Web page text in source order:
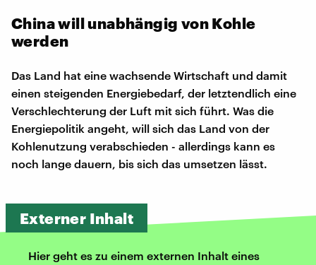
China will unabhängig von Kohle
werden
Das Land hat eine wachsende Wirtschaft und damit
einen steigenden Energiebedarf, der letztendlich eine
Verschlechterung der Luft mit sich führt. Was die
Energiepolitik angeht, will sich das Land von der
Kohlenutzung verabschieden - allerdings kann es
noch lange dauern, bis sich das umsetzen lässt.
Externer Inhalt
Hier geht es zu einem externen Inhalt eines